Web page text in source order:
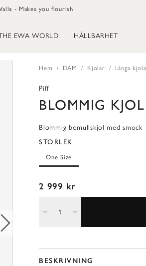
- Makes you flourish
EWA WORLD HÅLLBARHET
Hem DAM Kjolar Långa
Piff
BLOMMIG KJOL
Blommig bomullskjol med smock
STORLEK
One Size
2 999 kr
BESKRIVNING